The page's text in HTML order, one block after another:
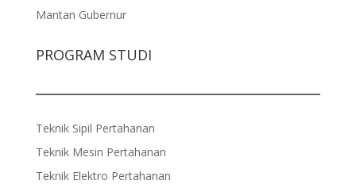
Mantan Gubernur
PROGRAM STUDI
Teknik Sipil Pertahanan
Teknik Mesin Pertahanan
Teknik Elektro Pertahanan